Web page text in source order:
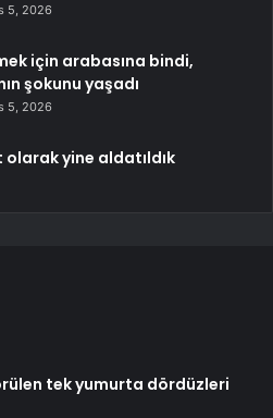
5, 2026
için arabasına bindi,
şokunu yaşadı
5, 2026
olarak yine aldatıldık
tek yumurta dördüzleri